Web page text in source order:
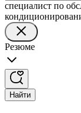
специалист по
Резюме
Найти